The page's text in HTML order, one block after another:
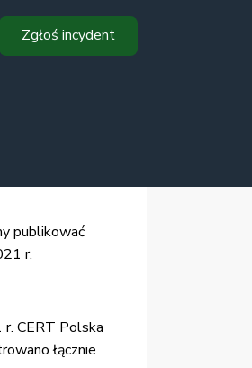
Zgłoś incydent
publikować
r.
CERT Polska
łącznie